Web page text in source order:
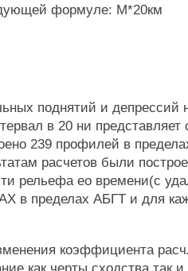
формуле: М*20км
поднятий и
в 20 ни представляет
239 профилей в
расчетов были
рельефа ео времени(с
в пределах АБГТ и для
коэффициента
как черты сходства,так